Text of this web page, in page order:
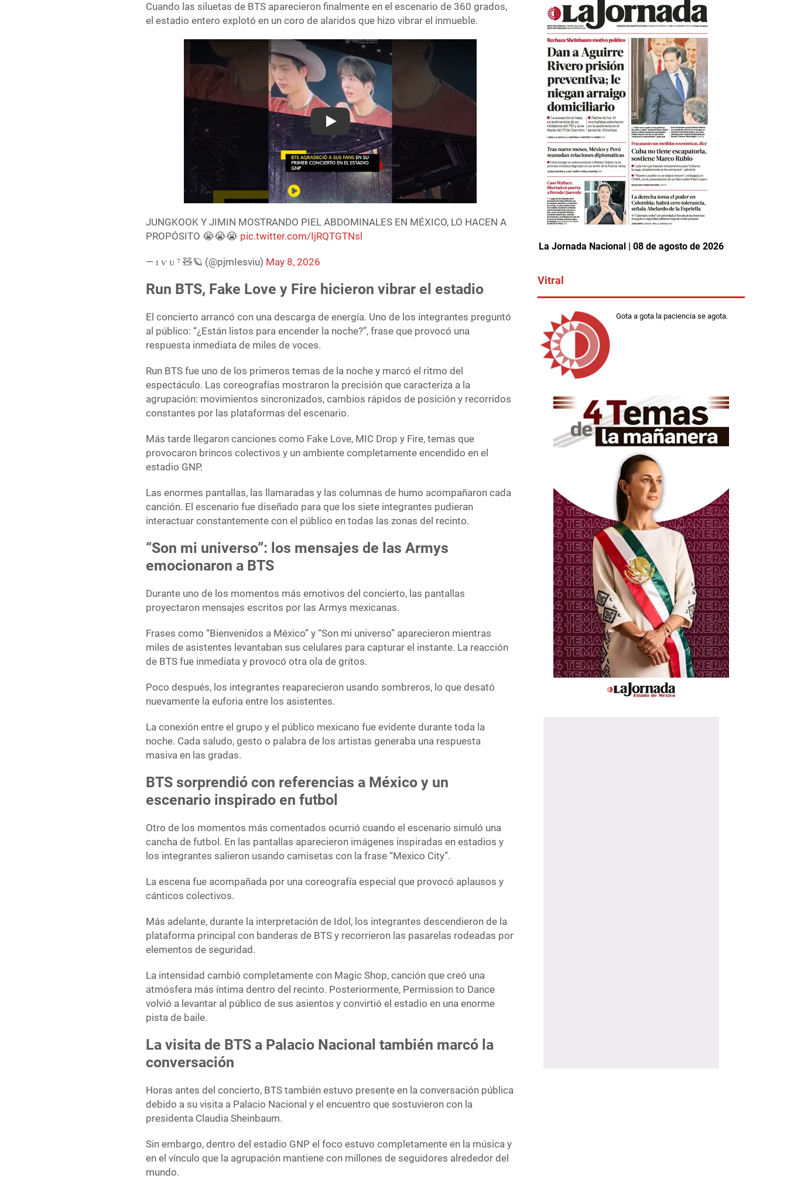
Cuando las siluetas de BTS aparecieron finalmente en el escenario de 360 grados,
el estadio entero explotó en un coro de alaridos que hizo vibrar el inmueble.
Play
JUNGKOOK Y JIMIN MOSTRANDO PIEL ABDOMINALES EN MÉXICO, LO HACEN A
PROPÓSITO 😭😭😭 pic.twitter.com/IjRQTGTNsl
— ɪ ѵ ᴜ ⁷ 🧸🪐 (@pjmIesviu) May 8, 2026
Run BTS, Fake Love y Fire hicieron vibrar el estadio
El concierto arrancó con una descarga de energía. Uno de los integrantes preguntó
al público: “¿Están listos para encender la noche?”, frase que provocó una
respuesta inmediata de miles de voces.
Run BTS fue uno de los primeros temas de la noche y marcó el ritmo del
espectáculo. Las coreografías mostraron la precisión que caracteriza a la
agrupación: movimientos sincronizados, cambios rápidos de posición y recorridos
constantes por las plataformas del escenario.
Más tarde llegaron canciones como Fake Love, MIC Drop y Fire, temas que
provocaron brincos colectivos y un ambiente completamente encendido en el
estadio GNP.
Las enormes pantallas, las llamaradas y las columnas de humo acompañaron cada
canción. El escenario fue diseñado para que los siete integrantes pudieran
interactuar constantemente con el público en todas las zonas del recinto.
“Son mi universo”: los mensajes de las Armys
emocionaron a BTS
Durante uno de los momentos más emotivos del concierto, las pantallas
proyectaron mensajes escritos por las Armys mexicanas.
Frases como “Bienvenidos a México” y “Son mi universo” aparecieron mientras
miles de asistentes levantaban sus celulares para capturar el instante. La reacción
de BTS fue inmediata y provocó otra ola de gritos.
Poco después, los integrantes reaparecieron usando sombreros, lo que desató
nuevamente la euforia entre los asistentes.
La conexión entre el grupo y el público mexicano fue evidente durante toda la
noche. Cada saludo, gesto o palabra de los artistas generaba una respuesta
masiva en las gradas.
BTS sorprendió con referencias a México y un
escenario inspirado en futbol
Otro de los momentos más comentados ocurrió cuando el escenario simuló una
cancha de futbol. En las pantallas aparecieron imágenes inspiradas en estadios y
los integrantes salieron usando camisetas con la frase “Mexico City”.
La escena fue acompañada por una coreografía especial que provocó aplausos y
cánticos colectivos.
Más adelante, durante la interpretación de Idol, los integrantes descendieron de la
plataforma principal con banderas de BTS y recorrieron las pasarelas rodeadas por
elementos de seguridad.
La intensidad cambió completamente con Magic Shop, canción que creó una
atmósfera más íntima dentro del recinto. Posteriormente, Permission to Dance
volvió a levantar al público de sus asientos y convirtió el estadio en una enorme
pista de baile.
La visita de BTS a Palacio Nacional también marcó la
conversación
Horas antes del concierto, BTS también estuvo presente en la conversación pública
debido a su visita a Palacio Nacional y el encuentro que sostuvieron con la
presidenta Claudia Sheinbaum.
Sin embargo, dentro del estadio GNP el foco estuvo completamente en la música y
en el vínculo que la agrupación mantiene con millones de seguidores alrededor del
mundo.
La Jornada Nacional | 08 de agosto de 2026
Vitral
Gota a gota la paciencia se agota.